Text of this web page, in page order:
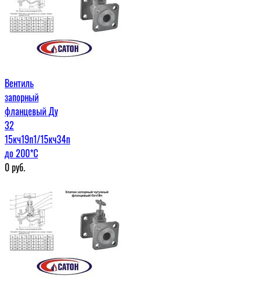
Вентиль
запорный
фланцевый Ду
32
15кч19п1/15кч34п
до 200*С
0руб.